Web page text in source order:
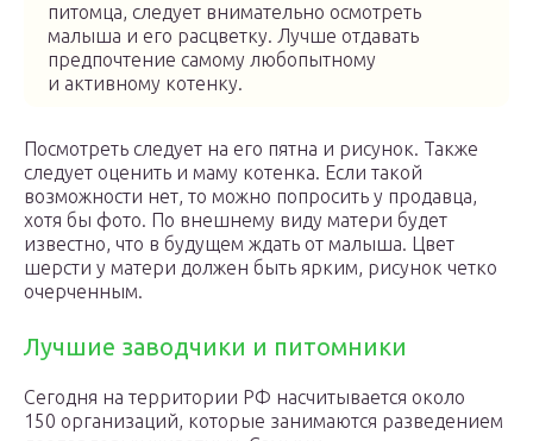
питомца, следует внимательно осмотреть
малыша и его расцветку. Лучше отдавать
предпочтение самому любопытному
и активному котенку.
Посмотреть следует на его пятна и рисунок. Также
следует оценить и маму котенка. Если такой
возможности нет, то можно попросить у продавца,
хотя бы фото. По внешнему виду матери будет
известно, что в будущем ждать от малыша. Цвет
шерсти у матери должен быть ярким, рисунок четко
очерченным.
Лучшие заводчики и питомники
Сегодня на территории РФ насчитывается около
150 организаций, которые занимаются разведением